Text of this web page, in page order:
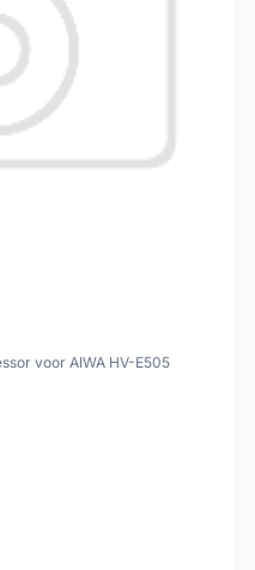
voor AIWA HV-E505